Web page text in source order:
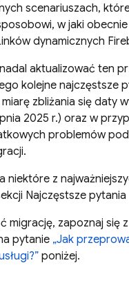
scenariuszach,
w jaki obecnie
dynamicznych
aktualizować ten
kolejne najczęstsze
zbliżania się daty
2025 r.) oraz w
problemów
niektóre z
Najczęstsze pytania
migrację, zapoznaj się z
pytanie „Jak
poniżej.